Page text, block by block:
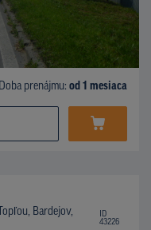
Doba prenájmu: od 1 mesiaca
Bardejov,
ID
43226